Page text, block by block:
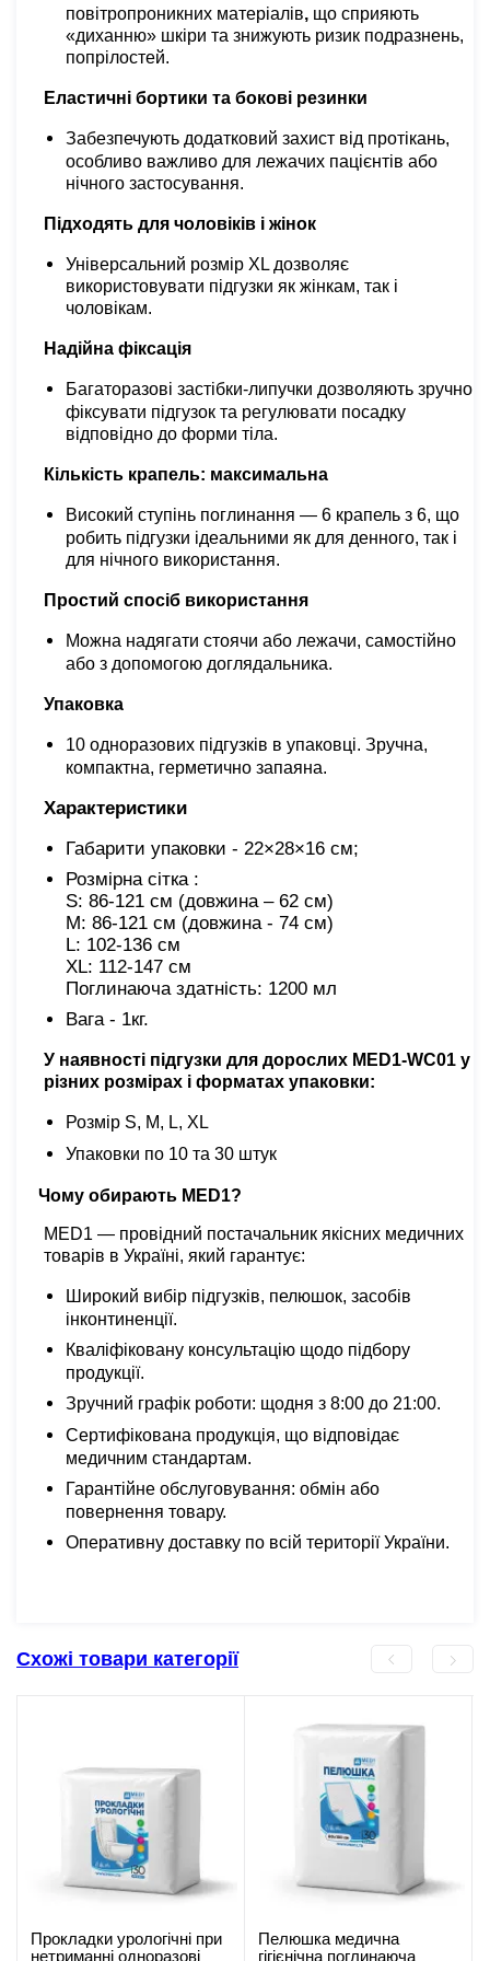
повітропроникних матеріалів, що сприяють
«диханню» шкіри та знижують ризик подразнень,
попрілостей.
Еластичні бортики та бокові резинки
Забезпечують додатковий захист від протікань,
особливо важливо для лежачих пацієнтів або
нічного застосування.
Підходять для чоловіків і жінок
Універсальний розмір XL дозволяє
використовувати підгузки як жінкам, так і
чоловікам.
Надійна фіксація
Багаторазові застібки-липучки дозволяють зручно
фіксувати підгузок та регулювати посадку
відповідно до форми тіла.
Кількість крапель: максимальна
Високий ступінь поглинання — 6 крапель з 6, що
робить підгузки ідеальними як для денного, так і
для нічного використання.
Простий спосіб використання
Можна надягати стоячи або лежачи, самостійно
або з допомогою доглядальника.
Упаковка
10 одноразових підгузків в упаковці. Зручна,
компактна, герметично запаяна.
Характеристики
Габарити упаковки - 22×28×16 см;
Розмірна сітка :
S: 86-121 см (довжина – 62 см)
M: 86-121 см (довжина - 74 см)
L: 102-136 см
XL: 112-147 см
Поглинаюча здатність: 1200 мл
Вага - 1кг.
У наявності підгузки для дорослих MED1-WC01 у
різних розмірах і форматах упаковки:
Розмір S, M, L, XL
Упаковки по 10 та 30 штук
Чому обирають MED1?
MED1 — провідний постачальник якісних медичних
товарів в Україні, який гарантує:
Широкий вибір підгузків, пелюшок, засобів
інконтиненції.
Кваліфіковану консультацію щодо підбору
продукції.
Зручний графік роботи: щодня з 8:00 до 21:00.
Сертифікована продукція, що відповідає
медичним стандартам.
Гарантійне обслуговування: обмін або
повернення товару.
Оперативну доставку по всій території України.
Схожі товари категорії
Прокладки урологічні при
нетриманні одноразові
Пелюшка медична
гігієнічна поглинаюча